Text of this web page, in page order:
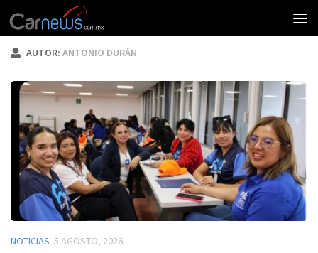
AUTOR: ANTONIO DURÁN
NOTICIAS 5 AGOSTO, 2026